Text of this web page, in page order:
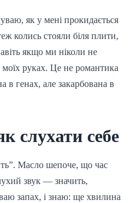
як у мені прокидається
колись стояли біля плити,
якщо ми ніколи не
моїх руках. Це не романтика
в генах, але закарбована в
слухати себе
Масло шепоче, що час
звук — значить,
запах, і знаю: ще хвилина